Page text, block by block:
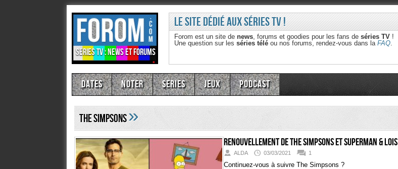
Séries TV : news et forums
Le site dédié aux séries TV !
Forom est un site de news, forums et goodies pour les fans de séries TV!
Une question sur les séries téléou nos forums, rendez-vous dans la FAQ.
Dates Noter Series Jeux Podcast
The Simpsons»
Renouvellement de The Simpsons et Superman & Lois
ALDA 03/03/2021 1
Continuez-vous à suivre The Simpsons ?